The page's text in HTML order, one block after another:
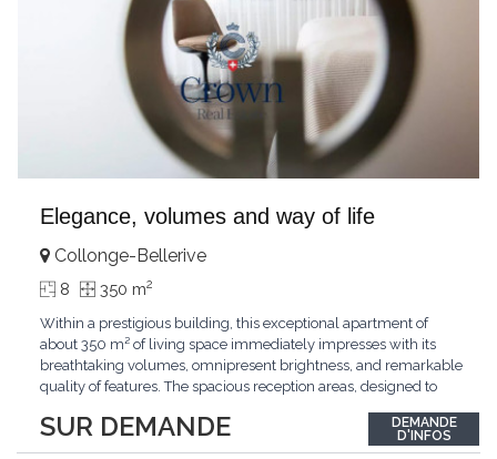
Elegance, volumes and way of life
SUR DEMANDE
Collonge-Bellerive
8 350 m2
Within a prestigious building, this exceptional apartment of
about 350 m² of living space immediately impresses with its
breathtaking volumes, omnipresent brightness, and remarkable
quality of features. The spacious reception areas, designed to
outdoor spaces bathed in greenery. The bedrooms also have
direct access to the outdoors, offering...
DEMANDE
D'INFOS